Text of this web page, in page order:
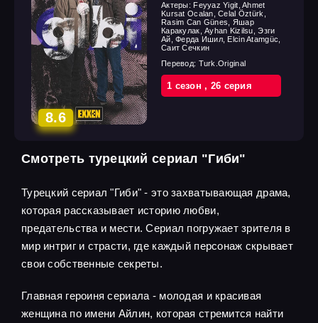
8.6
Актеры: Feyyaz Yigit, Ahmet
Kursat Ocalan, Celal Öztürk,
Rasim Can Günes, Яшар
Каракулак, Ayhan Kizilsu, Эзги
Ай, Ферда Ишил, Elcin Atamgüc,
Саит Сечкин
Перевод: Turk.Original
1 cезон, 26 cерия
Смотреть турецкий сериал "Гиби"
Турецкий сериал "Гиби" - это захватывающая драма,
которая рассказывает историю любви,
предательства и мести. Сериал погружает зрителя в
мир интриг и страсти, где каждый персонаж скрывает
свои собственные секреты.
Главная героиня сериала - молодая и красивая
женщина по имени Айлин, которая стремится найти